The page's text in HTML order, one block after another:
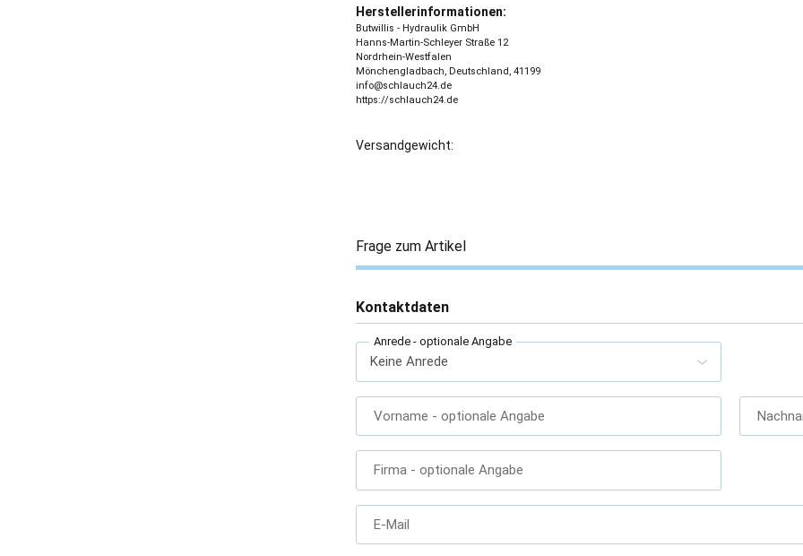
Herstellerinformationen:
Butwillis - Hydraulik GmbH
Hanns-Martin-Schleyer Straße 12
Nordrhein-Westfalen
Mönchengladbach, Deutschland, 41199
info@schlauch24.de
https://schlauch24.de
Versandgewicht:
Frage zum Artikel
Kontaktdaten
Anrede - optionale Angabe
Vorname - optionale Angabe
Firma - optionale Angabe
E-Mail